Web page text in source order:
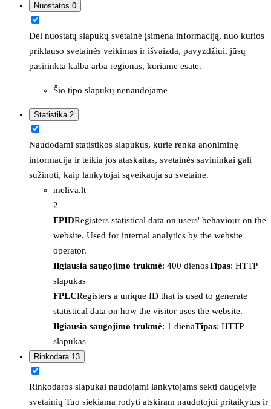
Nuostatos 0
Dėl nuostatų slapukų svetainė įsimena informaciją, nuo kurios
priklauso svetainės veikimas ir išvaizda, pavyzdžiui, jūsų
pasirinkta kalba arba regionas, kuriame esate.
Šio tipo slapukų nenaudojame
Statistika 2
Naudodami statistikos slapukus, kurie renka anoniminę
informacija ir teikia jos ataskaitas, svetainės savininkai gali
sužinoti, kaip lankytojai sąveikauja su svetaine.
meliva.lt
2
FPIDRegisters statistical data on users' behaviour on the
website. Used for internal analytics by the website
operator.
Ilgiausia saugojimo trukmė: 400 dienosTipas: HTTP
slapukas
FPLCRegisters a unique ID that is used to generate
statistical data on how the visitor uses the website.
Ilgiausia saugojimo trukmė: 1 dienaTipas: HTTP
slapukas
Rinkodara 13
Rinkodaros slapukai naudojami lankytojams sekti daugelyje
svetainių Tuo siekiama rodyti atskiram naudotojui pritaikytus ir